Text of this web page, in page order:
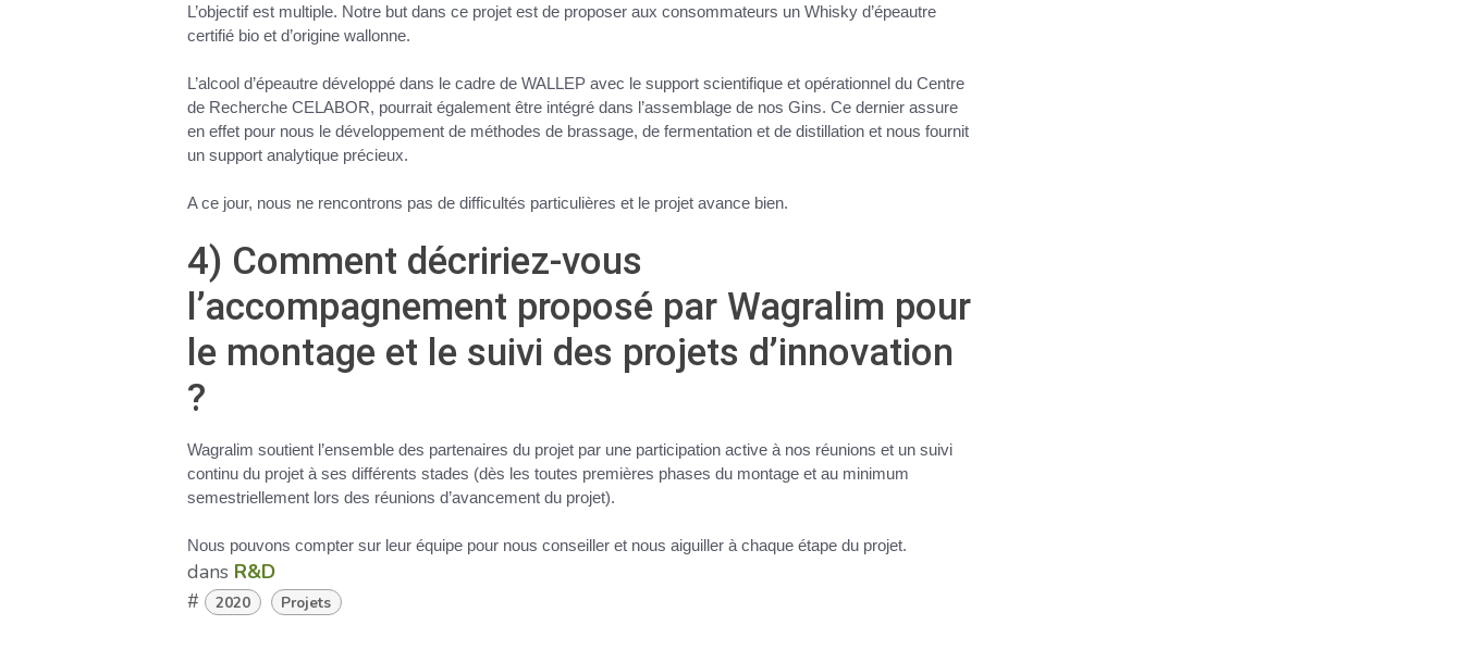
L’objectif est multiple. Notre but dans ce projet est de proposer aux consommateurs un Whisky d’épeautre
certifié bio et d’origine wallonne.
L’alcool d’épeautre développé dans le cadre de WALLEP avec le support scientifique et opérationnel du Centre
de Recherche CELABOR, pourrait également être intégré dans l’assemblage de nos Gins. Ce dernier assure
en effet pour nous le développement de méthodes de brassage, de fermentation et de distillation et nous fournit
un support analytique précieux.
A ce jour, nous ne rencontrons pas de difficultés particulières et le projet avance bien.
4) Comment décririez-vous
l’accompagnement proposé par Wagralim pour
le montage et le suivi des projets d’innovation
?
Wagralim soutient l’ensemble des partenaires du projet par une participation active à nos réunions et un suivi
continu du projet à ses différents stades (dès les toutes premières phases du montage et au minimum
semestriellement lors des réunions d’avancement du projet).
Nous pouvons compter sur leur équipe pour nous conseiller et nous aiguiller à chaque étape du projet.
dans R&D
#
2020 Projets